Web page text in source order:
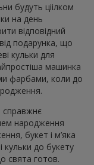
будуть ціілком
на день
відповідний
подарунка, що
кульки для
машинка
фарбами, коли до
народження
букет і м’яка
кульки до букету
свята готов.